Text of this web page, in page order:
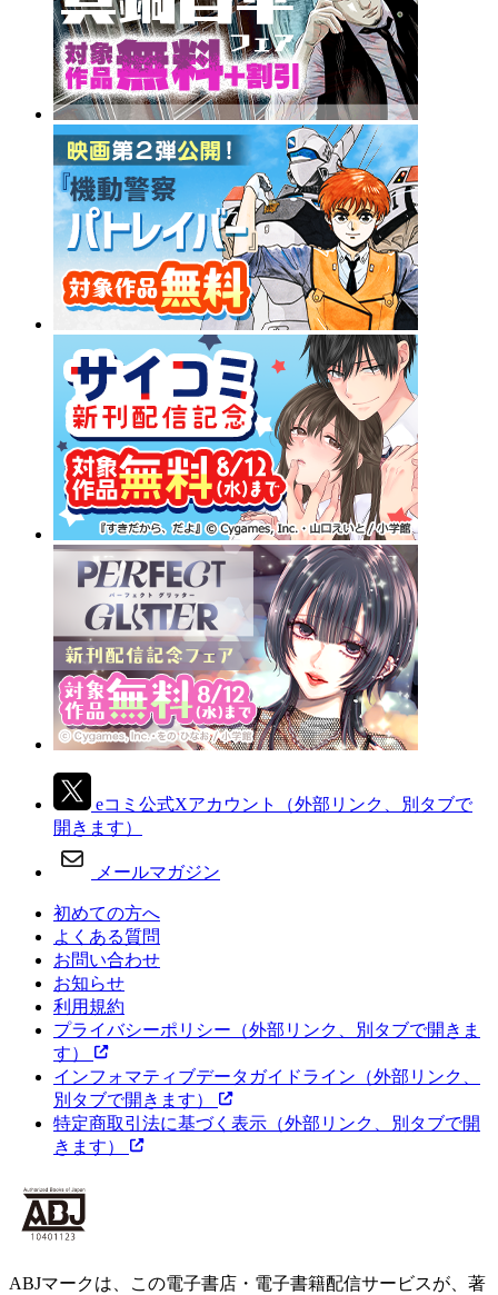
eコミ公式Xアカウント
（外部リンク、別タブで
開きます）
メールマガジン
初めての方へ
よくある質問
お問い合わせ
お知らせ
利用規約
プライバシーポリシー （外部リンク、別タブで開きま
す）
インフォマティブデータガイドライン （外部リンク、
別タブで開きます）
特定商取引法に基づく表示 （外部リンク、別タブで開
きます）
ABJマークは、この電子書店・電子書籍配信サービスが、著